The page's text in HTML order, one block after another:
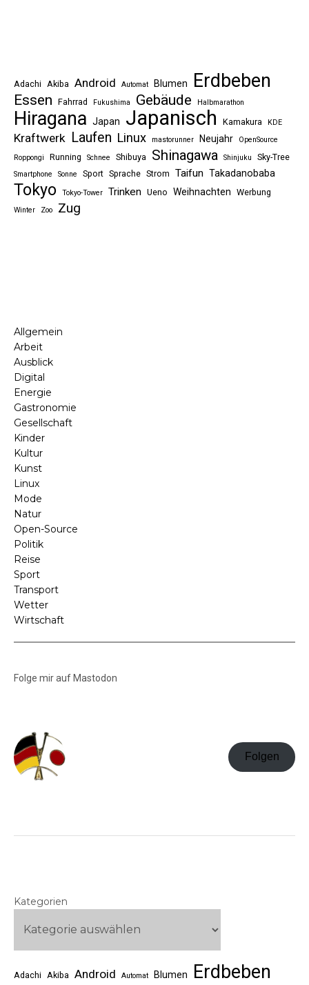
Adachi Akiba Android Automat Blumen Erdbeben
Essen Fahrrad Fukushima Gebäude Halbmarathon
Hiragana Japan Japanisch Kamakura KDE
Kraftwerk Laufen Linux mastorunner Neujahr
OpenSource
Roppongi
Running Schnee Shibuya Shinagawa Shinjuku Sky-Tree
Smartphone Sonne Sport Sprache Strom Taifun Takadanobaba
Tokyo Tokyo-Tower Trinken Ueno Weihnachten Werbung
Winter Zoo Zug
Allgemein
Arbeit
Ausblick
Digital
Energie
Gastronomie
Gesellschaft
Kinder
Kultur
Kunst
Linux
Mode
Natur
Open-Source
Politik
Reise
Sport
Transport
Wetter
Wirtschaft
Folge mir auf Mastodon
Folgen
Kategorien
Adachi Akiba Android Automat Blumen Erdbeben